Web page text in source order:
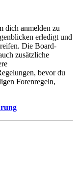
dich anmelden zu
erledigt und
Die Board-
zusätzliche
bevor du
Forenregeln,